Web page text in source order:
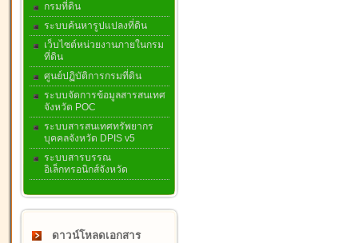
กรมที่ดิน
ระบบค้นหารูปแปลงที่ดิน
เว็บไซต์หน่วยงานภายในกรม
ที่ดิน
ศูนย์ปฏิบัติการกรมที่ดิน
ระบบจัดการข้อมูลสารสนเทศ
จังหวัด POC
ระบบสารสนเทศทรัพยากร
บุคคลจังหวัด DPIS v5
ระบบสารบรรณ
อิเล็กทรอนิกส์จังหวัด
ดาวน์โหลดเอกสาร